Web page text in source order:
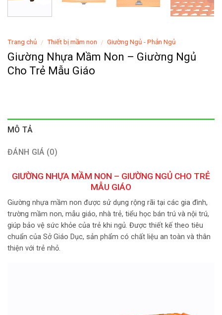
Trang chủ / Thiết bị mầm non / Giường Ngủ - Phản Ngủ
Giường Nhựa Mầm Non – Giường Ngủ
Cho Trẻ Mẫu Giáo
MÔ TẢ
ĐÁNH GIÁ (0)
GIƯỜNG NHỰA MẦM NON – GIƯỜNG NGỦ CHO TRẺ
MẪU GIÁO
Giường nhựa mầm non được sử dụng rộng rãi tại các gia đình,
trường mầm non, mẫu giáo, nhà trẻ, tiểu học bán trú và nội trú,
giúp bảo vệ sức khỏe của trẻ khi ngủ. Được thiết kế theo tiêu
chuẩn của Sở Giáo Dục, sản phẩm có chất liệu an toàn và thân
thiện với trẻ nhỏ.